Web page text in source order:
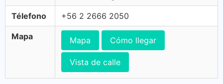
Télefono +56 2 2666 2050
Mapa Mapa Cómo llegar
Vista de calle